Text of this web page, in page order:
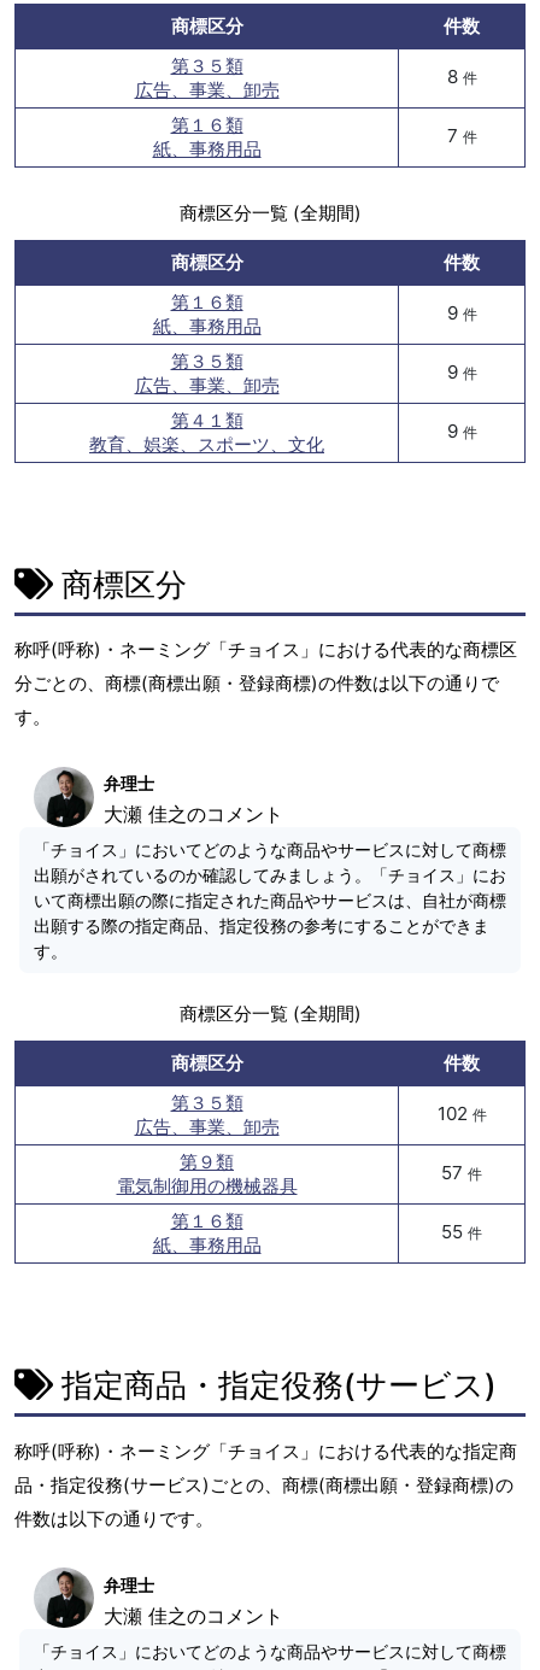
商標区分
件数
第３５類
広告、事業、卸売
8 件
第１６類
紙、事務用品
7 件
商標区分一覧 (全期間)
商標区分
件数
第１６類
紙、事務用品
9 件
第３５類
広告、事業、卸売
9 件
第４１類
教育、娯楽、スポーツ、文化
9 件
商標区分
称呼(呼称)・ネーミング「チョイス」における代表的な商標区
分ごとの、商標(商標出願・登録商標)の件数は以下の通りで
す。
弁理士
大瀬 佳之のコメント
「チョイス」においてどのような商品やサービスに対して商標
出願がされているのか確認してみましょう。「チョイス」にお
いて商標出願の際に指定された商品やサービスは、自社が商標
出願する際の指定商品、指定役務の参考にすることができま
す。
商標区分一覧 (全期間)
商標区分
件数
第３５類
広告、事業、卸売
102 件
第９類
電気制御用の機械器具
57 件
第１６類
紙、事務用品
55 件
指定商品・指定役務(サービス)
称呼(呼称)・ネーミング「チョイス」における代表的な指定商
品・指定役務(サービス)ごとの、商標(商標出願・登録商標)の
件数は以下の通りです。
弁理士
大瀬 佳之のコメント
「チョイス」においてどのような商品やサービスに対して商標